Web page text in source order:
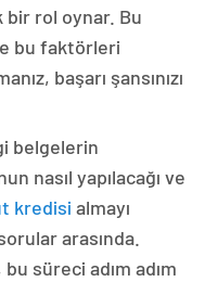
rol oynar. Bu
bu faktörleri
başarı şansınızı
belgelerin
nasıl yapılacağı ve
kredisi almayı
arasında.
süreci adım adım